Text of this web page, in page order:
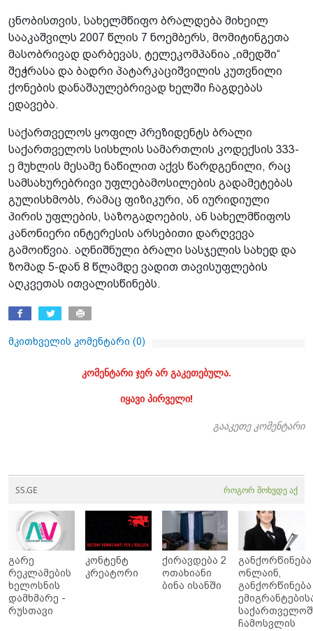
ცნობისთვის, სახელმწიფო ბრალდება მიხეილ
სააკაშვილს 2007 წლის 7 ნოემბერს, მომიტინგეთა
მასობრივად დარბევას, ტელეკომპანია „იმედში“
შეჭრასა და ბადრი პატარკაციშვილის კუთვნილი
ქონების დანაშაულებრივად ხელში ჩაგდებას
ედავება.
საქართველოს ყოფილ პრეზიდენტს ბრალი
საქართველოს სისხლის სამართლის კოდექსის 333-
ე მუხლის მესამე ნაწილით აქვს წარდგენილი, რაც
სამსახურებრივი უფლებამოსილების გადამეტებას
გულისხმობს, რამაც ფიზიკური, ან იურიდიული
პირის უფლების, საზოგადოების, ან სახელმწიფოს
კანონიერი ინტერესის არსებითი დარღვევა
გამოიწვია. აღნიშნული ბრალი სასჯელის სახედ და
ზომად 5-დან 8 წლამდე ვადით თავისუფლების
აღკვეთას ითვალისწინებს.
მკითხველის კომენტარი (0)
კომენტარი ჯერ არ გაკეთებულა.
იყავი პირველი!
გააკეთე კომენტარი
SS.GE როგორ მოხვდე აქ
გარე
რეკლამების
ხელოსნის
დამხმარე -
რუსთავი
კონტენტ
კრეატორი
ქირავდება 2
ოთახიანი
ბინა ისანში
განქორწინება
ონლაინ,
განქორწინება
ჩამოსვლის